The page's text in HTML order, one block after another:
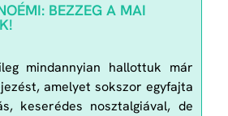
BEZZEG A MAI
mindannyian hallottuk már
amelyet sokszor egyfajta
keserédes nosztalgiával, de